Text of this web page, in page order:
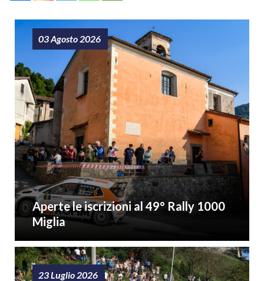
03 Agosto 2026
Aperte le iscrizioni al 49° Rally 1000
Miglia
23 Luglio 2026